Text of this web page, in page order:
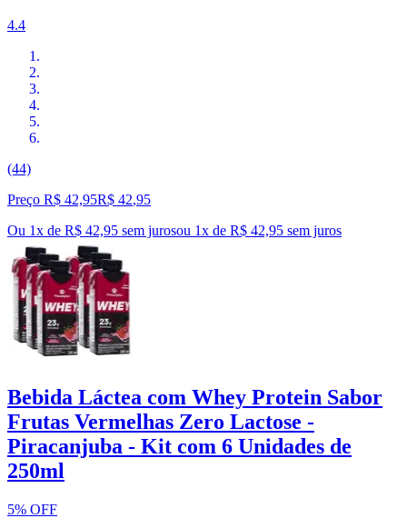
4.4
(44)
Preço R$ 42,95R$ 42,95
Ou 1x de R$ 42,95 sem jurosou 1x de R$ 42,95 sem juros
Bebida Láctea com Whey Protein Sabor
Frutas Vermelhas Zero Lactose -
Piracanjuba - Kit com 6 Unidades de
250ml
5% OFF